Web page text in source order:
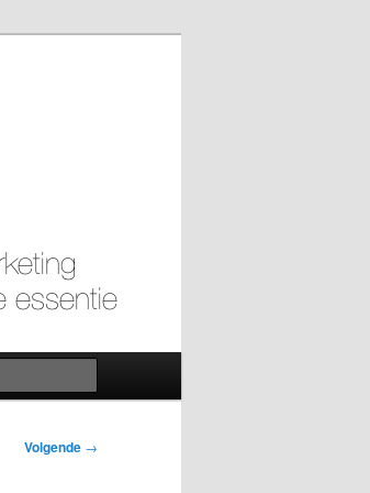
Volgende →